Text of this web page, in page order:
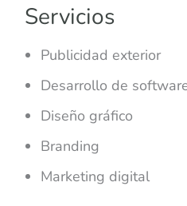
Servicios
Publicidad exterior
Desarrollo de
Diseño gráfico
Branding
Marketing digital